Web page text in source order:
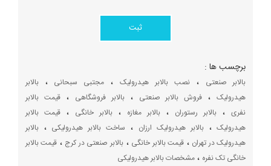
برچسب ها :
بالابر صنعتی ،نصب بالابر هیدرولیک ، مجتبی سبحانی ،بالابر
هیدرولیک، فروش بالابر صنعتی ،بالابر فروشگاهی ،قیمت بالابر
نفری، بالابر رستوران ، بالابر مغازه ،بالابر خانگی ،قیمت بالابر
هیدرولیک،بالابر هیدرولیک ارزان ، ساخت بالابر هیدرولیکی ،بالابر
هیدرولیک در تهران ، قیمت بالابر خانگی ،بالابر صنعتی در کرج ، قیمت بالابر
خانگی تک نفره ، مشخصات بالابر هیدرولیکی